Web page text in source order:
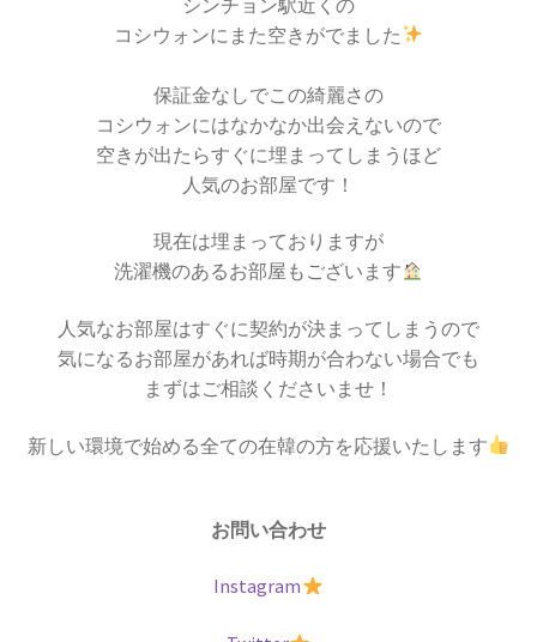
コシウォンにまた空きがでました
保証金なしでこの綺麗さの
コシウォンにはなかなか出会えないので
空きが出たらすぐに埋まってしまうほど
人気のお部屋です！
現在は埋まっておりますが
洗濯機のあるお部屋もございます
人気なお部屋はすぐに契約が決まってしまうので
気になるお部屋があれば時期が合わない場合でも
まずはご相談くださいませ！
新しい環境で始める全ての在韓の方を応援いたします
お問い合わせ
Instagram